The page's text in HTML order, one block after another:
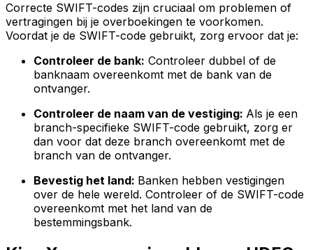
Correcte SWIFT-codes zijn cruciaal om problemen of
vertragingen bij je overboekingen te voorkomen.
Voordat je de SWIFT-code gebruikt, zorg ervoor dat je:
Controleer de bank: Controleer dubbel of de
banknaam overeenkomt met de bank van de
ontvanger.
Controleer de naam van de vestiging: Als je een
branch-specifieke SWIFT-code gebruikt, zorg er
dan voor dat deze branch overeenkomt met de
branch van de ontvanger.
Bevestig het land: Banken hebben vestigingen
over de hele wereld. Controleer of de SWIFT-code
overeenkomt met het land van de
bestemmingsbank.